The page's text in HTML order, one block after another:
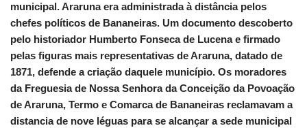
municipal. Araruna era administrada à distância pelos
chefes políticos de Bananeiras. Um documento descoberto
pelo historiador Humberto Fonseca de Lucena e firmado
pelas figuras mais representativas de Araruna, datado de
1871, defende a criação daquele município. Os moradores
da Freguesia de Nossa Senhora da Conceição da Povoação
de Araruna, Termo e Comarca de Bananeiras reclamavam a
distancia de nove léguas para se alcançar a sede municipal